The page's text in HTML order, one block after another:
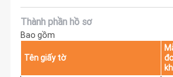
Thành phần hồ sơ
Bao gồm
Tên giấy tờ